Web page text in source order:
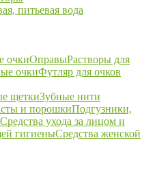
питьевая вода
очкиОправыРастворы для
очкиФутляр для очков
щеткиЗубные нити
и порошкиПодгузники,
Средства ухода за лицом и
гигиеныСредства женской